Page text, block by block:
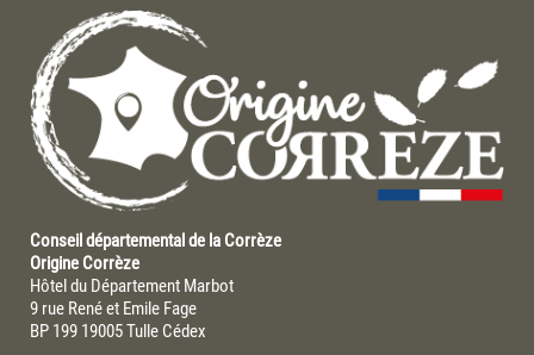
Conseil départemental de la Corrèze
Origine Corrèze
Hôtel du Département Marbot
9 rue René et Emile Fage
BP 199 19005 Tulle Cédex